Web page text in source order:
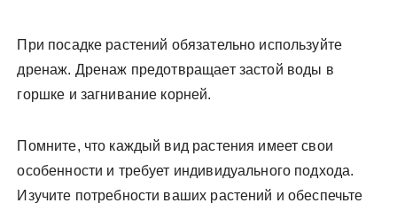
При посадке растений обязательно используйте
дренаж. Дренаж предотвращает застой воды в
горшке и загнивание корней.
Помните, что каждый вид растения имеет свои
особенности и требует индивидуального подхода.
Изучите потребности ваших растений и обеспечьте